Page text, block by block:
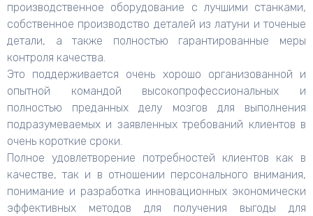
производственное оборудование с лучшими станками,
собственное производство деталей из латуни и точеные
детали, а также полностью гарантированные меры
контроля качества.
Это поддерживается очень хорошо организованной и
опытной командой высокопрофессиональных и
полностью преданных делу мозгов для выполнения
подразумеваемых и заявленных требований клиентов в
очень короткие сроки.
Полное удовлетворение потребностей клиентов как в
качестве, так и в отношении персонального внимания,
понимание и разработка инновационных экономически
эффективных методов для получения выгоды для